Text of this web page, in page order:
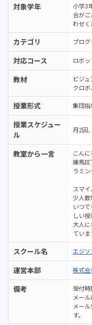
対象学年
小学3
合が
わせく
カテゴリ プロ
対応コース ロボッ
教材 ビジ
クロボ
授業形式 集団指
授業スケジュー
ル
月2回
教室から一言
こん
練馬
ラミン
スマ
少人数
いつ
しい
大人
ていま
スクール名 エジソ
運営本部 株式会
備考
受付時
メー
メー
す。